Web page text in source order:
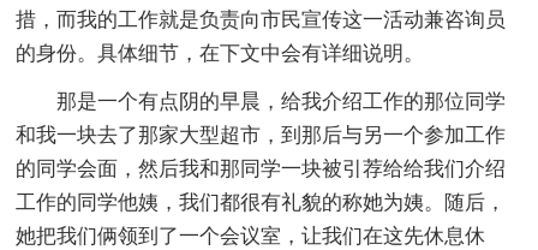
措，而我的工作就是负责向市民宣传这一活动兼咨询员
的身份。具体细节，在下文中会有详细说明。
那是一个有点阴的早晨，给我介绍工作的那位同学
和我一块去了那家大型超市，到那后与另一个参加工作
的同学会面，然后我和那同学一块被引荐给给我们介绍
工作的同学他姨，我们都很有礼貌的称她为姨。随后，
她把我们俩领到了一个会议室，让我们在这先休息休